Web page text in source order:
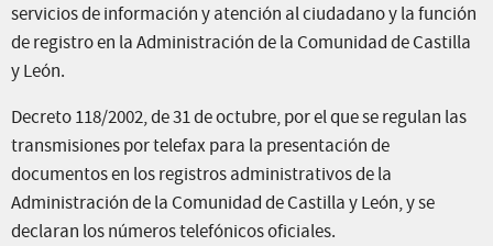
servicios de información y atención al ciudadano y la función
de registro en la Administración de la Comunidad de Castilla
y León.
Decreto 118/2002, de 31 de octubre, por el que se regulan las
transmisiones por telefax para la presentación de
documentos en los registros administrativos de la
Administración de la Comunidad de Castilla y León, y se
declaran los números telefónicos oficiales.